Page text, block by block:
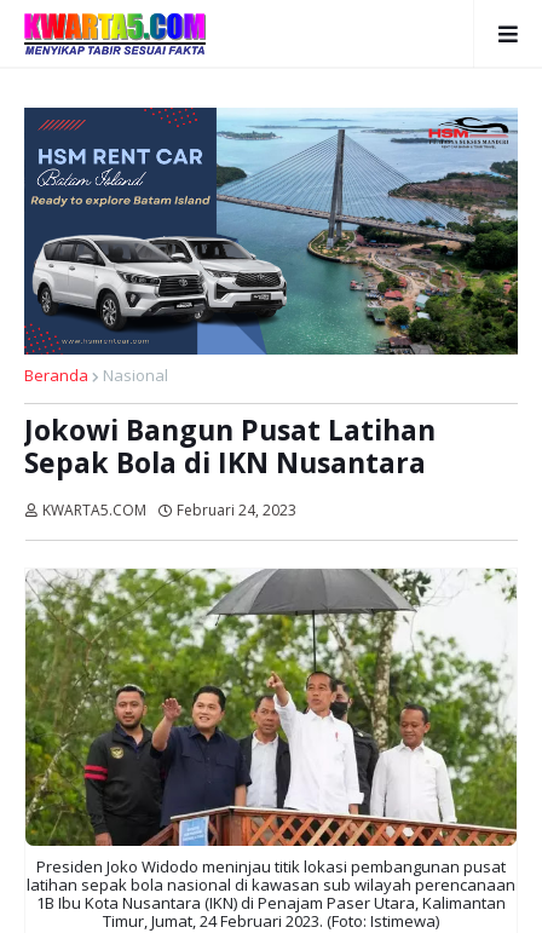
Beranda Nasional
Jokowi Bangun Pusat Latihan
Sepak Bola di IKN Nusantara
KWARTA5.COM Februari 24, 2023
Presiden Joko Widodo meninjau titik lokasi pembangunan pusat
latihan sepak bola nasional di kawasan sub wilayah perencanaan
1B Ibu Kota Nusantara (IKN) di Penajam Paser Utara, Kalimantan
Timur, Jumat, 24 Februari 2023. (Foto: Istimewa)